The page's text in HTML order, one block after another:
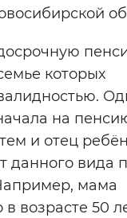
которых
на
и отец
данного вида
мама
возрасте 50